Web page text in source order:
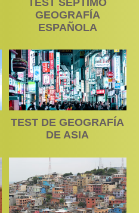
GEOGRAFÍA
ESPAÑOLA
TEST DE GEOGRAFÍA
DE ASIA